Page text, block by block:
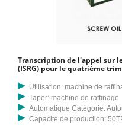
Transcription de l'appel sur
(ISRG) pour le quatrième
Utilisation: machine de
Taper: machine de raffinage
Automatique Catégorie:
Capacité de production: